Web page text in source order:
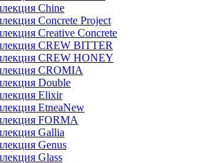
Chine
Concrete Project
Creative Concrete
CREW BITTER
CREW HONEY
CROMIA
Double
Elixir
EtneaNew
FORMA
Gallia
Genus
Glass